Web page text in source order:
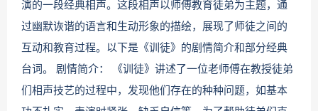
演的一段经典相声。这段相声以师傅教育徒弟为主题，通
过幽默诙谐的语言和生动形象的描绘，展现了师徒之间的
互动和教育过程。以下是《训徒》的剧情简介和部分经典
台词。 剧情简介： 《训徒》讲述了一位老师傅在教授徒弟
们相声技艺的过程中，发现他们存在的种种问题，如基本